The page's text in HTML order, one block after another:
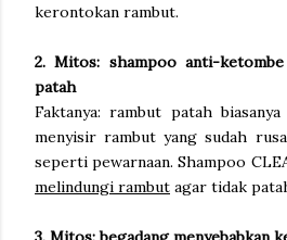
kerontokan rambut.
2. Mitos: shampoo anti-ketombe
patah
Faktanya: rambut patah
menyisir rambut yang sudah
seperti pewarnaan. Shampoo
melindungi rambut agar tidak